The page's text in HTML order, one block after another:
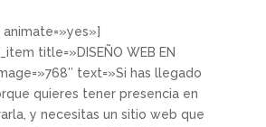
title=»DISEÑO WEB EN
text=»Si has llegado
quieres tener presencia en
y necesitas un sitio web que